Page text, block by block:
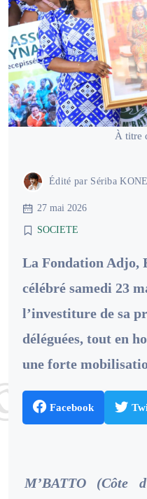
À titre
Édité par Sériba KONE
27 mai 2026
SOCIETE
La Fondation Adjo,
célébré samedi 23
l’investiture de sa
déléguées, tout en
une forte
Facebook
M’BATTO (Côte